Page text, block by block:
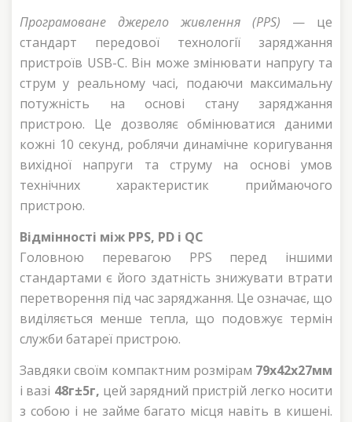
Програмоване джерело живлення (PPS) — це
стандарт передової технології заряджання
пристроїв USB-C. Він може змінювати напругу та
струм у реальному часі, подаючи максимальну
потужність на основі стану заряджання
пристрою. Це дозволяє обмінюватися даними
кожні 10 секунд, роблячи динамічне коригування
вихідної напруги та струму на основі умов
технічних характеристик приймаючого
пристрою.
Відмінності між PPS, PD і QC
Головною перевагою PPS перед іншими
стандартами є його здатність знижувати втрати
перетворення під час заряджання. Це означає, що
виділяється менше тепла, що подовжує термін
служби батареї пристрою.
Завдяки своїм компактним розмірам 79x42x27мм
і вазі 48г±5г, цей зарядний пристрій легко носити
з собою і не займе багато місця навіть в кишені.